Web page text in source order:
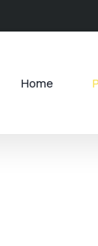
Home